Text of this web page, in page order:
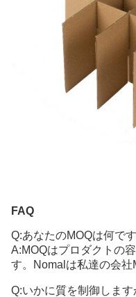
FAQ
Q:あなたのMOQは何です
A:MOQはプロダクトの
す。Nomalは私達の会社
Q:いかに質を制御します